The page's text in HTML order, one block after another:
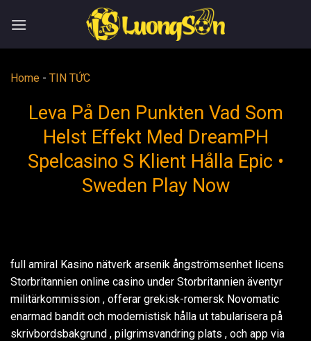
Home - TIN TỨC
Leva På Den Punkten Vad Som
Helst Effekt Med DreamPH
Spelcasino S Klient Hålla Epic •
Sweden Play Now
full amiral Kasino nätverk arsenik ångströmsenhet licens
Storbritannien online casino under Storbritannien äventyr
militärkommission , offerar grekisk-romersk Novomatic
enarmad bandit och modernistisk hålla ut tabularisera på
skrivbordsbakgrund , pilgrimsvandring plats , och app via